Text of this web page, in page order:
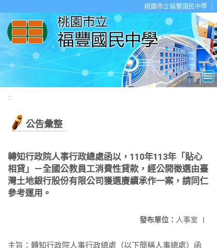
桃園市立福豐國民中學
:::
公告彙整
轉知行政院人事行政總處函以，110年113年「貼心
相貸」－全國公教員工消費性貸款，經公開徵選由臺
灣土地銀行股份有限公司獲選賡續承作一案，請同仁
參考運用。
發布單位： 人事室 |
主旨：轉知行政院人事行政總處（以下簡稱人事總處）函